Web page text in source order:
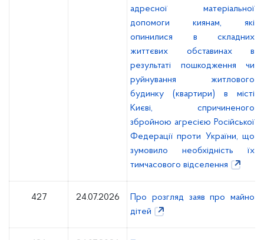
адресної матеріальної
допомоги киянам, які
опинилися в складних
життєвих обставинах в
результаті пошкодження чи
руйнування житлового
будинку (квартири) в місті
Києві, спричиненого
збройною агресією Російської
Федерації проти України, що
зумовило необхідність їх
тимчасового відселення
427 24.07.2026
Про розгляд заяв про майно
дітей